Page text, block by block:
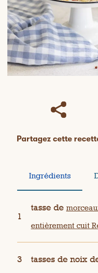
Partagez cette
Ingrédients
1
tasse de
entièrement cuit
3 tasses de noix